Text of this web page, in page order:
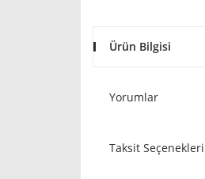
Ürün Bilgisi
Yorumlar
Taksit Seçenekleri